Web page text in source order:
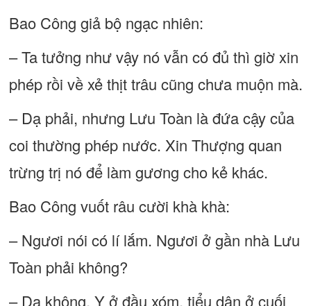
Bao Công giả bộ ngạc nhiên:
– Ta tưởng như vậy nó vẫn có đủ thì giờ xin
phép rồi về xẻ thịt trâu cũng chưa muộn mà.
– Dạ phải, nhưng Lưu Toàn là đứa cậy của
coi thường phép nước. Xin Thượng quan
trừng trị nó để làm gương cho kẻ khác.
Bao Công vuốt râu cười khà khà:
– Ngươi nói có lí lắm. Ngươi ở gần nhà Lưu
Toàn phải không?
– Dạ không. Y ở đầu xóm, tiểu dân ở cuối